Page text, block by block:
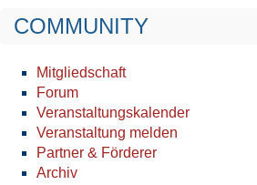
COMMUNITY
Mitgliedschaft
Forum
Veranstaltungskalender
Veranstaltung melden
Partner & Förderer
Archiv